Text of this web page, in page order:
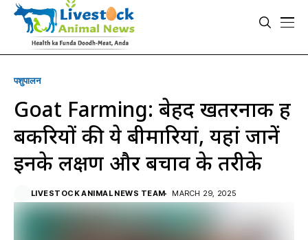
पशुपालन
Goat Farming: बेहद खतरनाक हैं
बकरियों की ये बीमारियां, यहां जानें
इनके लक्षण और बचाव के तरीके
LIVESTOCK ANIMAL NEWS TEAM MARCH 29, 2025